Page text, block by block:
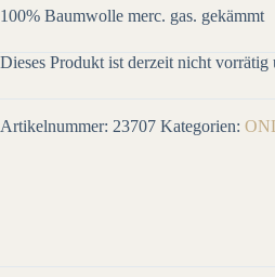
100% Baumwolle merc. gas. gekämmt
Dieses Produkt ist derzeit nicht vorrätig
Artikelnummer: 23707 Kategorien: